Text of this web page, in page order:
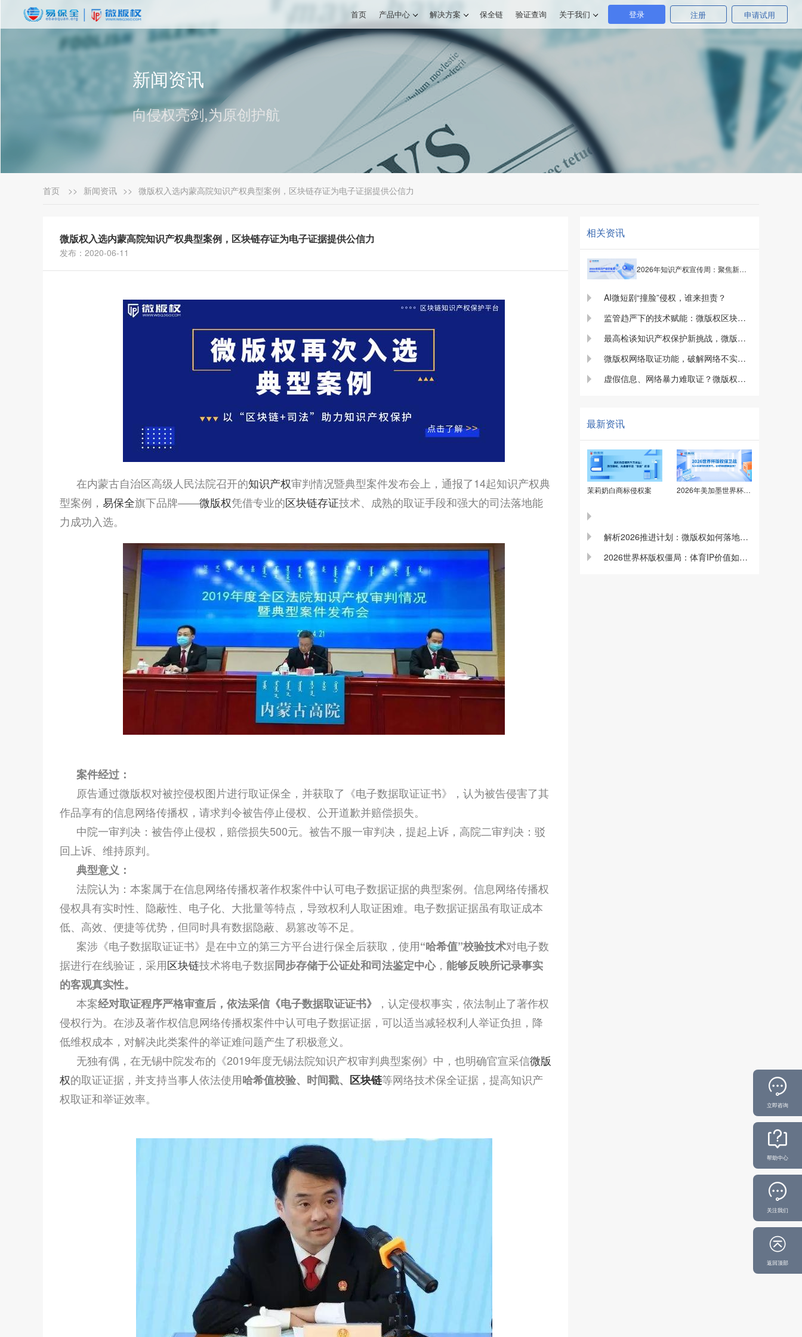
首页 产品中心 解决方案 保全链 验证查询 关于我们 登
立即咨询
帮助中心
关注我们
返回顶部
新闻资讯
向侵权亮剑,为原创护航
首页 >> 新闻资讯 >> 微版权入选内蒙高院知识产权典型案例，区块链存证为电子证据提供公信力
微版权入选内蒙高院知识产权典型案例，区块链存证为电子证据提供公信力
发布：2020-06-11
在内蒙古自治区高级人民法院召开的知识产权审判情况暨典型案件发布会上，通报了14起知识产权典
型案例， 易保全旗下品牌——微版权凭借专业的区块链存证技术、成熟的取证手段和强大的司法落地能
力成功入选。
案件经过：
原告通过微版权对被控侵权图片进行取证保全，并获取了《电子数据取证证书》，认为被告侵害了其
作品享有的信息网络传播权，请求判令被告停止侵权、公开道歉并赔偿损失。
中院一审判决：被告停止侵权，赔偿损失500元。被告不服一审判决，提起上诉，高院二审判决：驳
回上诉、维持原判。
典型意义：
法院认为：本案属于在信息网络传播权著作权案件中认可电子数据证据的典型案例。信息网络传播权
侵权具有实时性、隐蔽性、电子化、大批量等特点，导致权利人取证困难。电子数据证据虽有取证成本
低、高效、便捷等优势，但同时具有数据隐蔽、易篡改等不足。
案涉《电子数据取证证书》是在中立的第三方平台进行保全后获取，使用“哈希值”校验技术对电子数
据进行在线验证，采用区块链技术将电子数据同步存储于公证处和司法鉴定中心， 能够反映所记录事实
的客观真实性。
本案经对取证程序严格审查后，依法采信《电子数据取证证书》
，认定侵权事实，依法制止了著作权
侵权行为。在涉及著作权信息网络传播权案件中认可电子数据证据，可以适当减轻权利人举证负担，降
低维权成本，对解决此类案件的举证难问题产生了积极意义。
无独有偶，在无锡中院发布的《2019年度无锡法院知识产权审判典型案例》中，也明确官宣采信微版
权的取证证据，并支持当事人依法使用哈希值校验、时间戳、 区块链等网络技术保全证据，提高知识产
权取证和举证效率。
相关资讯
2026年知识产权宣传周：聚焦新质生产力，微版权构筑全域保护体系
AI微短剧“撞脸”侵权，谁来担责？
监管趋严下的技术赋能：微版权区块链确权功能的实践与价值
最高检谈知识产权保护新挑战，微版权与司法同频共振护航原创
微版权网络取证功能，破解网络不实信息取证困境
虚假信息、网络暴力难取证？微版权网络取证，让真相无法篡改！
最新资讯
茉莉奶白商标侵权案 2026年美加墨世界杯反应体育赛事盗版传播
解析2026推进计划：微版权如何落地数字版权...
2026世界杯版权僵局：体育IP价值如何重估...